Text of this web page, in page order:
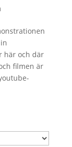
här och där
filmen är